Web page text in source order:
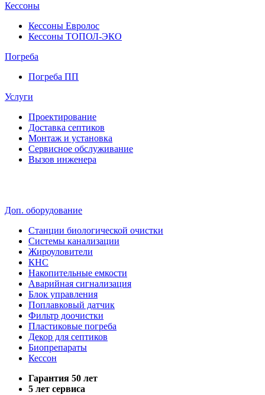
Кессоны
Кессоны Евролос
Кессоны ТОПОЛ-ЭКО
Погребa
Погреба ПП
Услуги
Проектирование
Доставка септиков
Монтаж и установка
Сервисное обслуживание
Вызов инженера
Доп. оборудование
Станции биологической очистки
Системы канализации
Жироуловители
КНС
Накопительные емкости
Аварийная сигнализация
Блок управления
Поплавковый датчик
Фильтр доочистки
Пластиковые погреба
Декор для септиков
Биопрепараты
Кессон
Гарантия 50 лет
5 лет сервиса